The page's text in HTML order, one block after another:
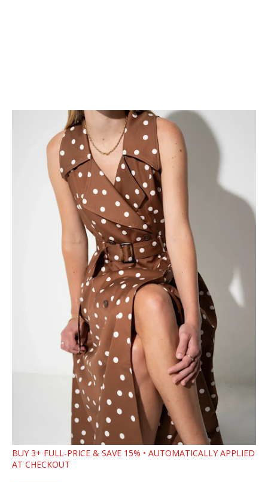
BUY 3+ FULL-PRICE & SAVE 15% • AUTOMATICALLY APPLIED
AT CHECKOUT